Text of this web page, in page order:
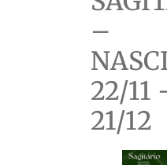
–
22/11
21/12